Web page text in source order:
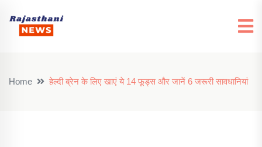
Home हेल्दी ब्रेन के लिए खाएं ये 14 फूड्स और जानें 6 जरूरी सावधानियां